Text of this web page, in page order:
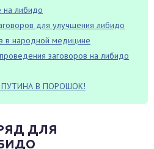
на либидо
для улучшения либидо
в народной медицине
заговоров на либидо
ПУТИНА В ПОРОШОК!
ДЛЯ